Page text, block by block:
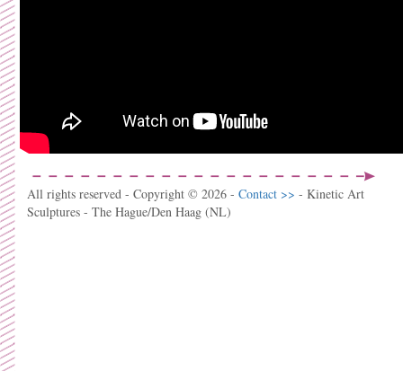
All rights reserved - Copyright © 2026 - Contact >> - Kinetic Art
Sculptures - The Hague/Den Haag (NL)